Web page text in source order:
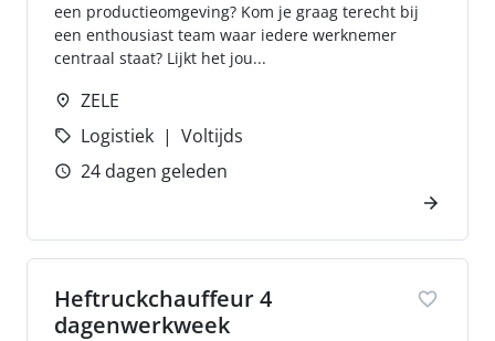
een productieomgeving? Kom je graag terecht bij
een enthousiast team waar iedere werknemer
centraal staat? Lijkt het jou...
ZELE
Logistiek
Voltijds
24 dagen geleden
Heftruckchauffeur 4
dagenwerkweek